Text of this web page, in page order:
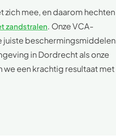
mee, en daarom hechten
zandstralen. Onze VCA-
beschermingsmiddelen
in Dordrecht als onze
een krachtig resultaat met